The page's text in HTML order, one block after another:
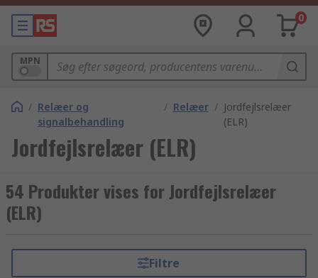
0
MPN
/ Relæer og
signalbehandling
/ Relæer / Jordfejlsrelæer
(ELR)
Jordfejlsrelæer (ELR)
54 Produkter vises for Jordfejlsrelæer
(ELR)
Filtre